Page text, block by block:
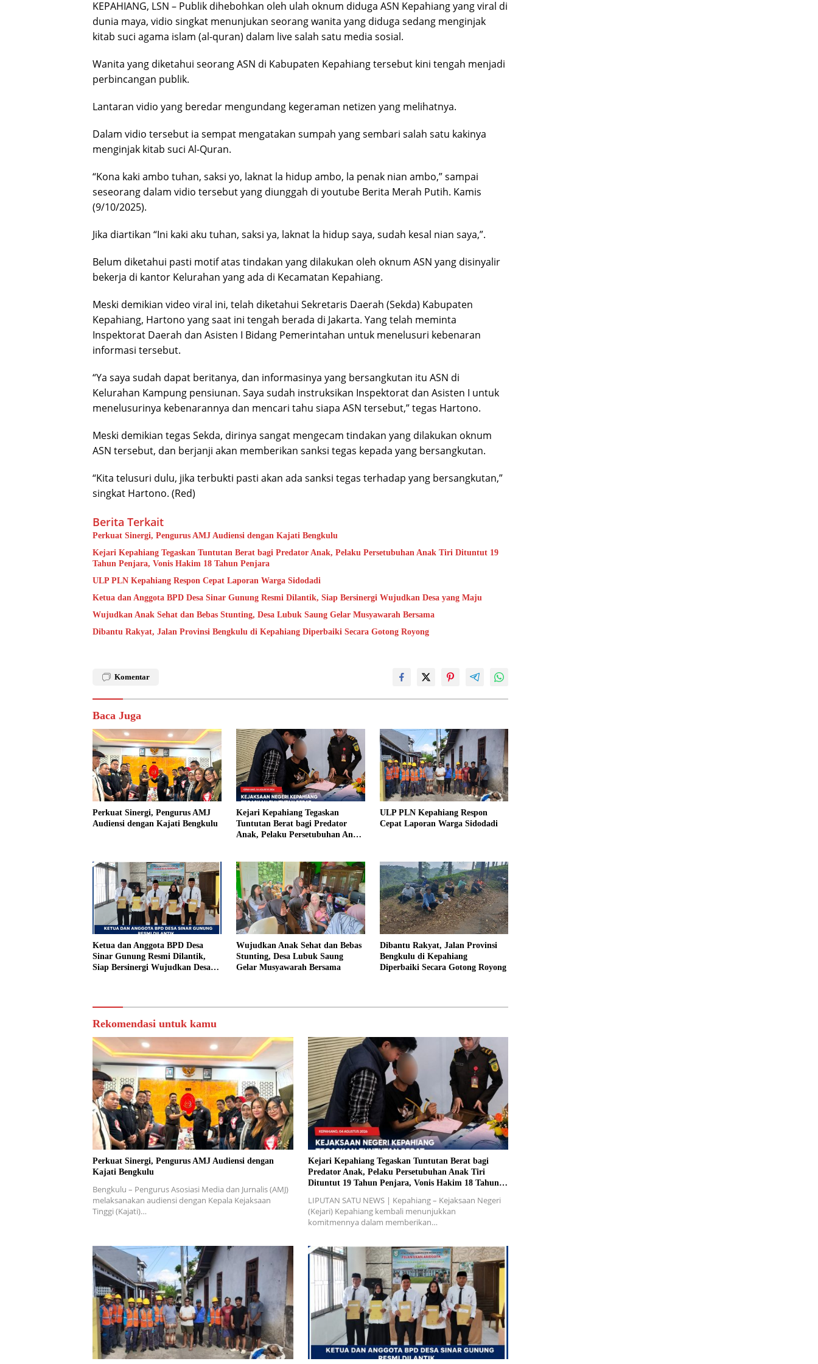
KEPAHIANG, LSN – Publik dihebohkan oleh ulah oknum diduga ASN Kepahiang yang viral di
dunia maya, vidio singkat menunjukan seorang wanita yang diduga sedang menginjak
kitab suci agama islam (al-quran) dalam live salah satu media sosial.
Wanita yang diketahui seorang ASN di Kabupaten Kepahiang tersebut kini tengah menjadi
perbincangan publik.
Lantaran vidio yang beredar mengundang kegeraman netizen yang melihatnya.
Dalam vidio tersebut ia sempat mengatakan sumpah yang sembari salah satu kakinya
menginjak kitab suci Al-Quran.
“Kona kaki ambo tuhan, saksi yo, laknat la hidup ambo, la penak nian ambo,” sampai
seseorang dalam vidio tersebut yang diunggah di youtube Berita Merah Putih. Kamis
(9/10/2025).
Jika diartikan “Ini kaki aku tuhan, saksi ya, laknat la hidup saya, sudah kesal nian saya,”.
Belum diketahui pasti motif atas tindakan yang dilakukan oleh oknum ASN yang disinyalir
bekerja di kantor Kelurahan yang ada di Kecamatan Kepahiang.
Meski demikian video viral ini, telah diketahui Sekretaris Daerah (Sekda) Kabupaten
Kepahiang, Hartono yang saat ini tengah berada di Jakarta. Yang telah meminta
Inspektorat Daerah dan Asisten I Bidang Pemerintahan untuk menelusuri kebenaran
informasi tersebut.
“Ya saya sudah dapat beritanya, dan informasinya yang bersangkutan itu ASN di
Kelurahan Kampung pensiunan. Saya sudah instruksikan Inspektorat dan Asisten I untuk
menelusurinya kebenarannya dan mencari tahu siapa ASN tersebut,” tegas Hartono.
Meski demikian tegas Sekda, dirinya sangat mengecam tindakan yang dilakukan oknum
ASN tersebut, dan berjanji akan memberikan sanksi tegas kepada yang bersangkutan.
“Kita telusuri dulu, jika terbukti pasti akan ada sanksi tegas terhadap yang bersangkutan,”
singkat Hartono. (Red)
Berita Terkait
Perkuat Sinergi, Pengurus AMJ Audiensi dengan Kajati Bengkulu
Kejari Kepahiang Tegaskan Tuntutan Berat bagi Predator Anak, Pelaku Persetubuhan Anak Tiri Dituntut 19
Tahun Penjara, Vonis Hakim 18 Tahun Penjara
ULP PLN Kepahiang Respon Cepat Laporan Warga Sidodadi
Ketua dan Anggota BPD Desa Sinar Gunung Resmi Dilantik, Siap Bersinergi Wujudkan Desa yang Maju
Wujudkan Anak Sehat dan Bebas Stunting, Desa Lubuk Saung Gelar Musyawarah Bersama
Dibantu Rakyat, Jalan Provinsi Bengkulu di Kepahiang Diperbaiki Secara Gotong Royong
Komentar
Baca Juga
Perkuat Sinergi, Pengurus AMJ
Audiensi dengan Kajati Bengkulu
Kejari Kepahiang Tegaskan
Tuntutan Berat bagi Predator
Anak, Pelaku Persetubuhan Anak
ULP PLN Kepahiang Respon
Cepat Laporan Warga Sidodadi
Ketua dan Anggota BPD Desa
Sinar Gunung Resmi Dilantik,
Siap Bersinergi Wujudkan Desa
Wujudkan Anak Sehat dan Bebas
Stunting, Desa Lubuk Saung
Gelar Musyawarah Bersama
Dibantu Rakyat, Jalan Provinsi
Bengkulu di Kepahiang
Diperbaiki Secara Gotong Royong
Rekomendasi untuk kamu
Perkuat Sinergi, Pengurus AMJ Audiensi dengan
Kajati Bengkulu
Bengkulu – Pengurus Asosiasi Media dan Jurnalis (AMJ)
melaksanakan audiensi dengan Kepala Kejaksaan
Tinggi (Kajati)…
Kejari Kepahiang Tegaskan Tuntutan Berat bagi
Predator Anak, Pelaku Persetubuhan Anak Tiri
Dituntut 19 Tahun Penjara, Vonis Hakim 18 Tahun
LIPUTAN SATU NEWS | Kepahiang – Kejaksaan Negeri
(Kejari) Kepahiang kembali menunjukkan
komitmennya dalam memberikan…